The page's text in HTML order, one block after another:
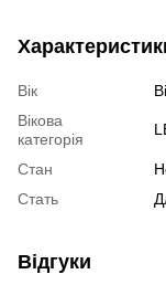
Вік
Вікова
категорія
Стан
Стать
Відгуки